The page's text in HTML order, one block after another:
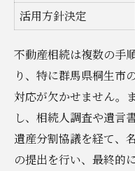
活用方針決定
不動産相続は複数の手
り、特に群馬県桐生市
対応が欠かせません。
し、相続人調査や遺言
遺産分割協議を経て、
の提出を行い、最終的